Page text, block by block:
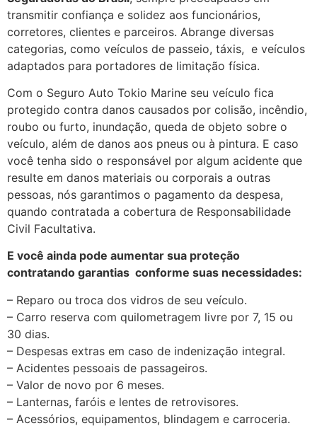
transmitir confiança e solidez aos funcionários,
corretores, clientes e parceiros. Abrange diversas
categorias, como veículos de passeio, táxis, e veículos
adaptados para portadores de limitação física.
Com o Seguro Auto Tokio Marine seu veículo fica
protegido contra danos causados por colisão, incêndio,
roubo ou furto, inundação, queda de objeto sobre o
veículo, além de danos aos pneus ou à pintura. E caso
você tenha sido o responsável por algum acidente que
resulte em danos materiais ou corporais a outras
pessoas, nós garantimos o pagamento da despesa,
quando contratada a cobertura de Responsabilidade
Civil Facultativa.
E você ainda pode aumentar sua proteção
contratando garantias conforme suas necessidades:
– Reparo ou troca dos vidros de seu veículo.
– Carro reserva com quilometragem livre por 7, 15 ou
30 dias.
– Despesas extras em caso de indenização integral.
– Acidentes pessoais de passageiros.
– Valor de novo por 6 meses.
– Lanternas, faróis e lentes de retrovisores.
– Acessórios, equipamentos, blindagem e carroceria.